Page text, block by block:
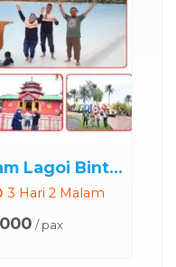
Paket Wisata
Tour Singapore